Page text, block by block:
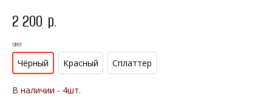
2 200 р.
Цвет
Чёрный Красный Сплаттер
В наличии - 4шт.